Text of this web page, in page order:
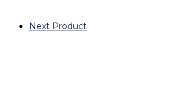
Next Product